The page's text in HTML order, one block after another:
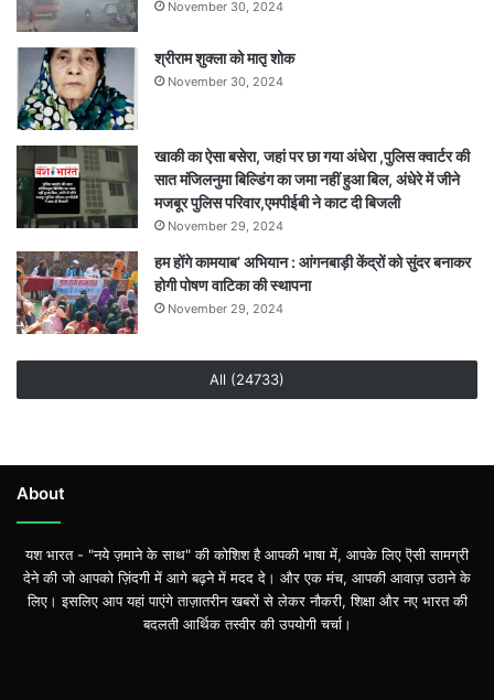
November 30, 2024
श्रीराम शुक्ला को मातृ शोक
November 30, 2024
खाकी का ऐसा बसेरा, जहां पर छा गया अंधेरा ,पुलिस क्वार्टर की
सात मंजिलनुमा बिल्डिंग का जमा नहीं हुआ बिल, अंधेरे में जीने
मजबूर पुलिस परिवार,एमपीईबी ने काट दी बिजली
November 29, 2024
हम होंगे कामयाब’ अभियान : आंगनबाड़ी केंद्रों को सुंदर बनाकर
होगी पोषण वाटिका की स्थापना
November 29, 2024
All (24733)
About
यश भारत - "नये ज़माने के साथ" की कोशिश है आपकी भाषा में, आपके लिए ऎसी सामग्री
देने की जो आपको ज़िंदगी में आगे बढ़ने में मदद दे। और एक मंच, आपकी आवाज़ उठाने के
लिए। इसलिए आप यहां पाएंगे ताज़ातरीन खबरों से लेकर नौकरी, शिक्षा और नए भारत की
बदलती आर्थिक तस्वीर की उपयोगी चर्चा।